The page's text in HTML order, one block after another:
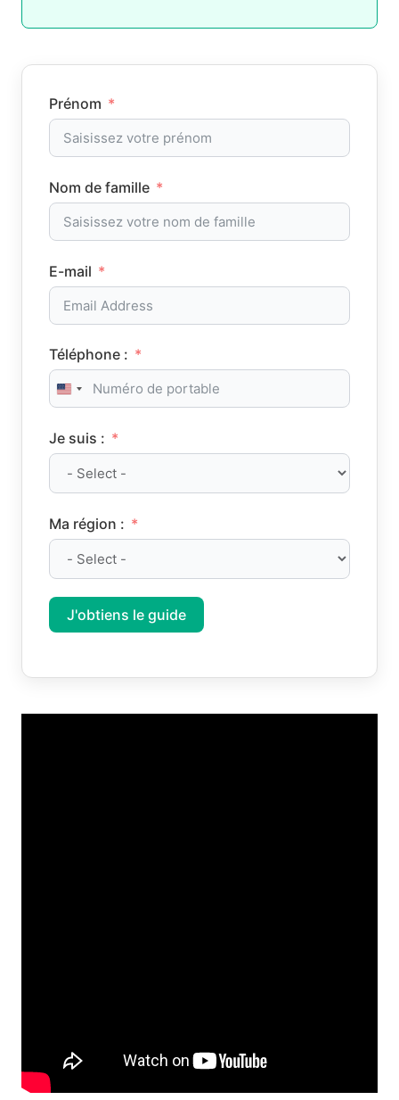
Prénom
Nom de famille
E-mail
Téléphone :
United States +1
Je suis :
Ma région :
J'obtiens le guide